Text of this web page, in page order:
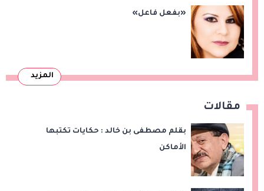
«بفعل فاعل»
المزيد
مقالات
بقلم مصطفى بن خالد : حكايات تكتبها
الأماكن